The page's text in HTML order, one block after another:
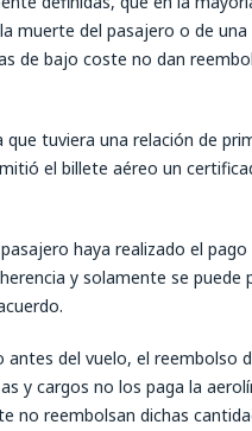
muerte del pasajero o de una
de bajo coste no dan
tuviera una relación de
el billete aéreo un
haya realizado el
y solamente se puede
del vuelo, el reembolso
y cargos no los paga la
no reembolsan dichas